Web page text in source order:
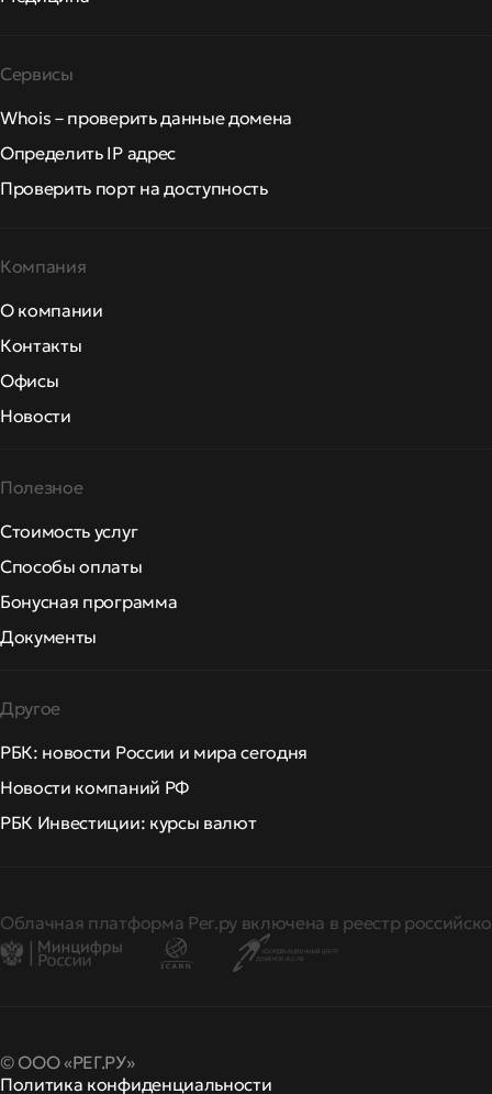
Сервисы
Whois – проверить данные домена
Определить IP адрес
Проверить порт на доступность
Компания
О компании
Контакты
Офисы
Новости
Полезное
Стоимость услуг
Способы оплаты
Бонусная программа
Документы
Другое
РБК: новости России и мира сегодня
Новости компаний РФ
РБК Инвестиции: курсы валют
Облачная платформа Рег.ру включена в реестр
© ООО «РЕГ.РУ»
Политика конфиденциальности